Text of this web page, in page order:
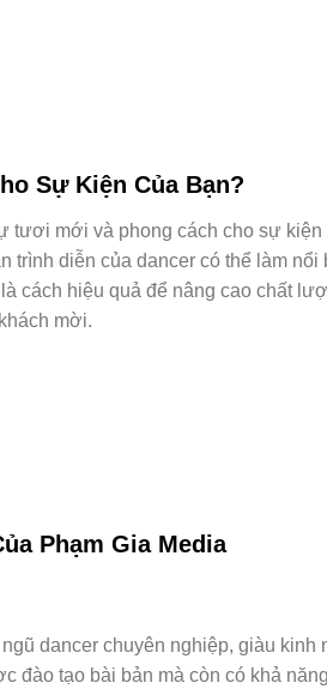
Sự Kiện Của Bạn?
tươi mới và phong cách cho sự kiện
trình diễn của dancer có thể làm nổi
cách hiệu quả để nâng cao chất
mời.
Phạm Gia Media
dancer chuyên nghiệp, giàu kinh
đào tạo bài bản mà còn có khả